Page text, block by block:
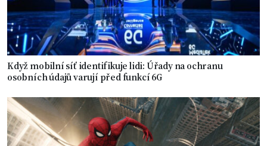
Když mobilní síť identifikuje lidi: Úřady na ochranu
osobních údajů varují před funkcí 6G